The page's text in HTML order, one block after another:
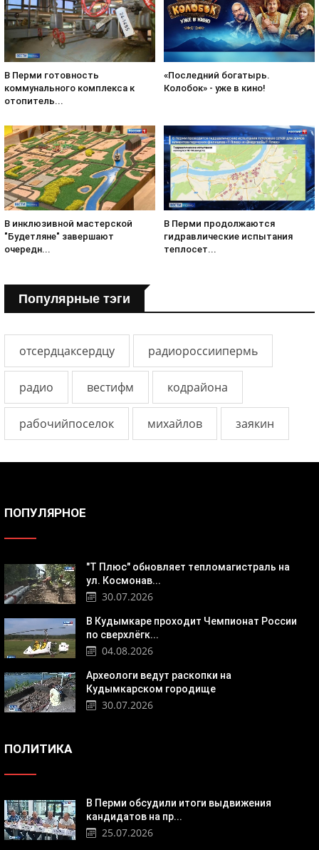
В Перми готовность
коммунального комплекса к
отопитель...
«Последний богатырь.
Колобок» - уже в кино!
В инклюзивной мастерской
"Будетляне" завершают
очередн...
В Перми продолжаются
гидравлические испытания
теплосет...
Популярные тэги
отсердцаксердцу радиороссиипермь
радио вестифм кодрайона
рабочийпоселок михайлов заякин
ПОПУЛЯРНОЕ
"Т Плюс" обновляет тепломагистраль на
ул. Космонав...
30.07.2026
В Кудымкаре проходит Чемпионат России
по сверхлёгк...
04.08.2026
Археологи ведут раскопки на
Кудымкарском городище
30.07.2026
ПОЛИТИКА
В Перми обсудили итоги выдвижения
кандидатов на пр...
25.07.2026